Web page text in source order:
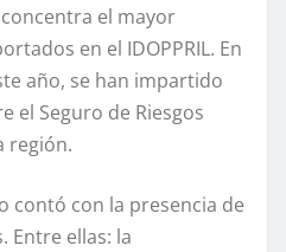
el mayor
en el IDOPPRIL. En
año, se han impartido
el Seguro de Riesgos
región.
contó con la presencia de
Entre ellas: la